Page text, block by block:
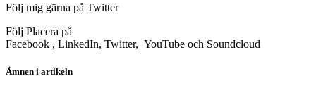
Följ mig gärna på Twitter
Följ Placera på
Facebook , LinkedIn, Twitter, YouTube och Soundcloud
Ämnen i artikeln